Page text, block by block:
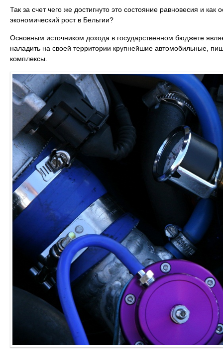
Так за счет чего же достигнуто это состояние равновесия и
экономический рост в Бельгии?
Основным источником дохода в государственном бюджете
наладить на своей территории крупнейшие автомобильные,
комплексы.